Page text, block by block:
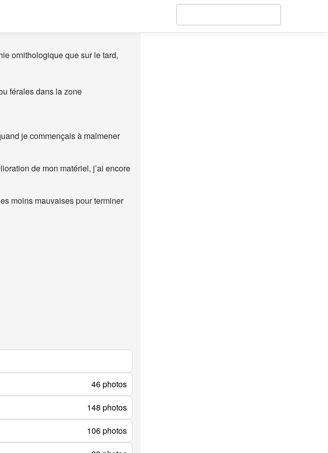
ornithologique que sur le tard,
férales dans la zone
je commençais à malmener
de mon matériel, j’ai encore
moins mauvaises pour terminer
46 photos
148 photos
106 photos